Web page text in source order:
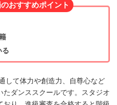
おすすめポイント
る
して体力や創造力、自尊心など
ダンススクールです。スタジオ